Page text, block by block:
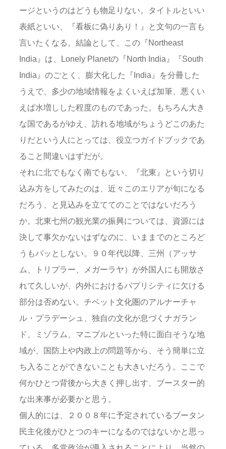
ージというのはどうも物足りない。タイトルといい
表紙といい、『看板に偽りあり！』と文句の一言も
言いたくなる。結論として、この『Northeast
India』は、Lonely Planetの『North India』『South
India』のごとく、膨大化した『India』を分冊した
うえで、多少の地域情報をよくいえば加筆、悪くい
えば水増しした程度のものであった。もちろん大き
な国であるがゆえ、訪れる地域がちょうどこのあた
りだという人にとっては、役立つガイドブックであ
ること間違いはずだが。
それに北でもなく南でもない、『北東』という切り
込み方をしてみたのは、近々このエリアが旬になる
だろう、と見込みを立ててのことではないだろう
か。北東七州の観光業の振興については、資源には
決して事欠かないはずなのに、いままでのところど
うもパッとしない。９０年代以降、三州（アッサ
ム、トリプラー、メガーラヤ）が外国人にも開放さ
れて久しいが、内外におけるパプリシティに欠ける
部分は否めない。チベット文化圏のアルナーチャ
ル・プラデーシュ、独自の文化が息づくナガラン
ド、ミゾラム、マニプルといった特に面白そうな地
域が、国防上や内政上の問題等から、そう簡単に立
ち入ることができないことも大きいだろう。ここで
何かひとつ背後から大きく押し出す、ブースター的
な出来事が必要かと思う。
個人的には、２００８年に予定されているブータン
民主化後がひとつのキーになるのではないかと思っ